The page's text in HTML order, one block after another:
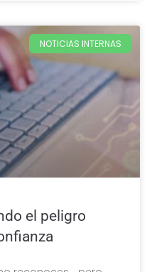
NOTICIAS INTERNAS
el peligro